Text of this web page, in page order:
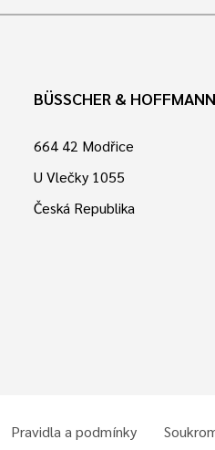
BÜSSCHER &
664 42 Modřice
U Vlečky 1055
Česká Republika
Pravidla a podmínky